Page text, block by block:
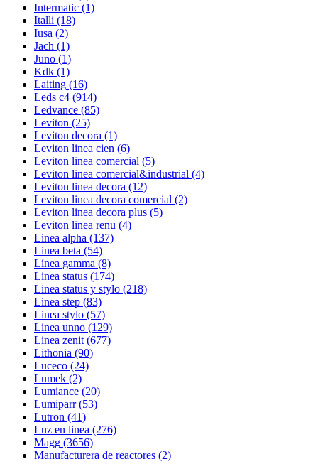
Intermatic (1)
Italli (18)
Iusa (2)
Jach (1)
Juno (1)
Kdk (1)
Laiting (16)
Leds c4 (914)
Ledvance (85)
Leviton (25)
Leviton decora (1)
Leviton linea cien (6)
Leviton linea comercial (5)
Leviton linea comercial&industrial (4)
Leviton linea decora (12)
Leviton linea decora comercial (2)
Leviton linea decora plus (5)
Leviton linea renu (4)
Linea alpha (137)
Linea beta (54)
Línea gamma (8)
Linea status (174)
Linea status y stylo (218)
Linea step (83)
Linea stylo (57)
Linea unno (129)
Linea zenit (677)
Lithonia (90)
Luceco (24)
Lumek (2)
Lumiance (20)
Lumiparr (53)
Lutron (41)
Luz en linea (276)
Magg (3656)
Manufacturera de reactores (2)